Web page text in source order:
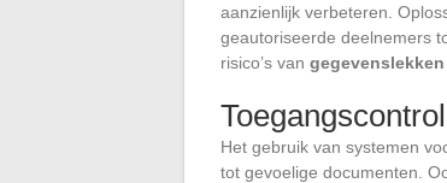
aanzienlijk verbeteren.
geautoriseerde deelnemers
risico’s van gegevenslekken
Het gebruik van systemen
tot gevoelige documenten.